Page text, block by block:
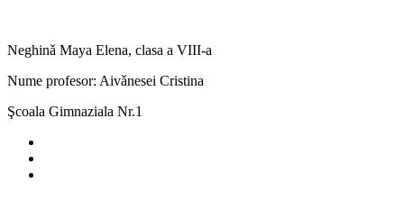
Neghinǎ Maya Elena, clasa a VIII-a
Nume profesor: Aivǎnesei Cristina
Şcoala Gimnaziala Nr.1